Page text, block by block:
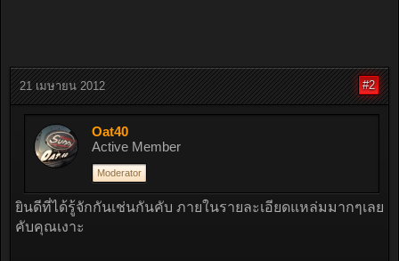
21 เมษายน 2012 #2
Oat40
Active Member
Moderator
ยินดีที่ได้รู้จักกันเช่นกันคับ ภายในรายละเอียดแหล่มมากๆเลย
คับคุณเงาะ